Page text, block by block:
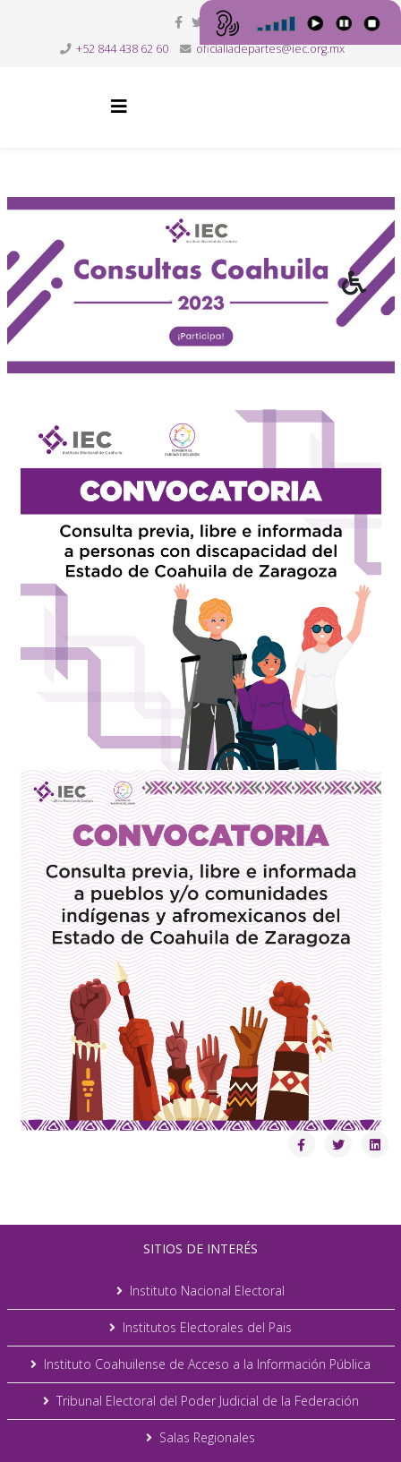
+52 844 438 62 60 oficialiadepartes@iec.org.mx
SITIOS DE INTERÉS
Instituto Nacional Electoral
Institutos Electorales del Pais
Instituto Coahuilense de Acceso a la Información Pública
Tribunal Electoral del Poder Judicial de la Federación
Salas Regionales